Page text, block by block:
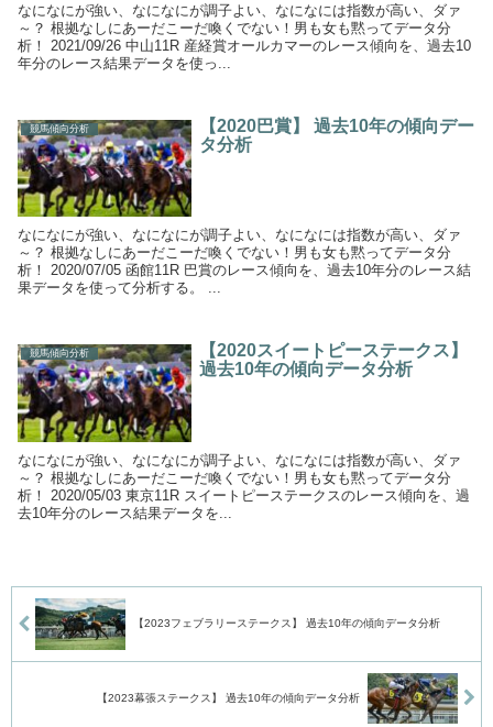
なになにが強い、なになにが調子よい、なになには指数が高い、ダァ
～？ 根拠なしにあーだこーだ喚くでない！男も女も黙ってデータ分
析！ 2021/09/26 中山11R 産経賞オールカマーのレース傾向を、過去10
年分のレース結果データを使っ...
競馬傾向分析
【2020巴賞】 過去10年の傾向デー
タ分析
なになにが強い、なになにが調子よい、なになには指数が高い、ダァ
～？ 根拠なしにあーだこーだ喚くでない！男も女も黙ってデータ分
析！ 2020/07/05 函館11R 巴賞のレース傾向を、過去10年分のレース結
果データを使って分析する。 ...
競馬傾向分析
【2020スイートピーステークス】
過去10年の傾向データ分析
なになにが強い、なになにが調子よい、なになには指数が高い、ダァ
～？ 根拠なしにあーだこーだ喚くでない！男も女も黙ってデータ分
析！ 2020/05/03 東京11R スイートピーステークスのレース傾向を、過
去10年分のレース結果データを...
【2023フェブラリーステークス】 過去10年の傾向データ分析
【2023幕張ステークス】 過去10年の傾向データ分析